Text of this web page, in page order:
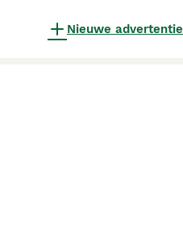
Nieuwe advertentie